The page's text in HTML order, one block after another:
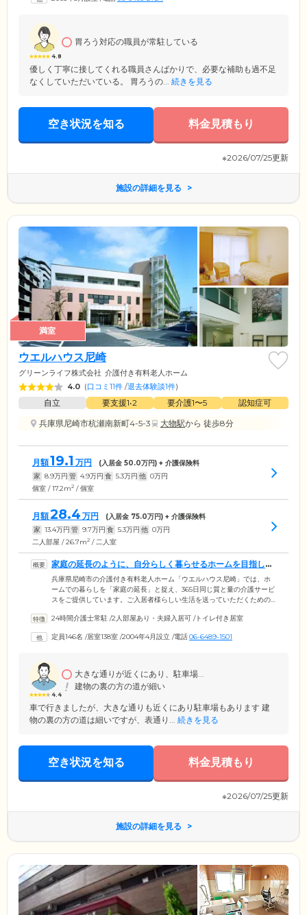
ご入居者様お一人おひとりに合ったケアをご提供。介護度の高い方はも
4.8
胃ろう対応の職員が常駐している
優しく丁寧に接してくれる職員さんばかりで、必要な補助も過不足
なくしていただいている。 胃ろうの... 続きを見る
空き状況を知る 料金見積もり
※2026/07/25更新
施設の詳細を見る
満室
ウエルハウス尼崎
グリーンライフ株式会社 介護付き有料老人ホーム
4.0 (口コミ11件 /退去体験談1件)
自立 要支援1•2 要介護1〜5
認知症可
兵庫県尼崎市杭瀬南新町4-5-3
大物駅から 徒歩8分
月額19.1 万円 (入居金 50.0万円) + 介護保険料
家 8.9万円 管 4.9万円 食 5.3万円 他 0万円
個室 / 17.2m2 / 個室
月額28.4 万円 (入居金 75.0万円) + 介護保険料
家 13.4万円 管 9.7万円 食 5.3万円 他 0万円
二人部屋 / 26.7m2 / 二人室
家庭の延長のように、自分らしく暮らせるホームを目指して
います
兵庫県尼崎市の介護付き有料老人ホーム「ウエルハウス尼崎」では、ホ
ームでの暮らしを「家庭の延長」と捉え、365日同じ質と量の介護サービ
スをご提供しています。ご入居者様らしい生活を送っていただくための
これまでの生活やお一人おひとりの個性を尊重し、ご自身のペースで過
ちろん、認知症の方にも適切に対応できる体制を整えています。介護ス
24時間介護士常駐 /2人部屋あり・夫婦入居可 /トイレ付き居室
定員146名 /居室138室 /2004年4月設立 /電話06-6489-1501
4.4
大きな通りが近くにあり、駐車場...
建物の裏の方の道が細い
車で行きましたが、大きな通りも近くにあり駐車場もあります 建
物の裏の方の道は細いですが、表通り... 続きを見る
空き状況を知る 料金見積もり
※2026/07/25更新
施設の詳細を見る